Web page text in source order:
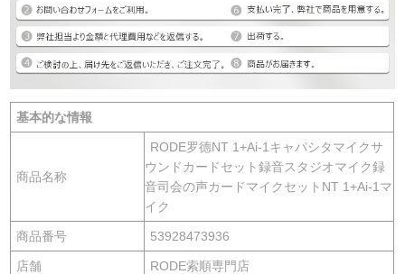
基本的な情報
商品名称
RODE罗德NT 1+Ai-1キャパシタマイクサ
ウンドカードセット録音スタジオマイク録
音司会の声カードマイクセットNT 1+Ai-1マ
イク
商品番号 53928473936
店舗 RODE索順専門店